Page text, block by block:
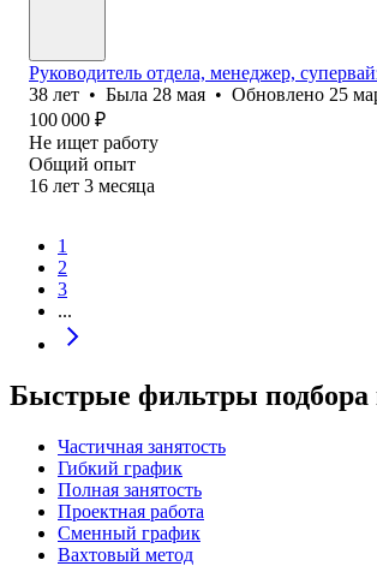
Руководитель отдела, менеджер,
38 лет • Была 28 мая • Обновлено 25
100 000 ₽
Не ищет работу
Общий опыт
16 лет 3 месяца
1
2
3
...
Быстрые фильтры подбора
Частичная занятость
Гибкий график
Полная занятость
Проектная работа
Сменный график
Вахтовый метод